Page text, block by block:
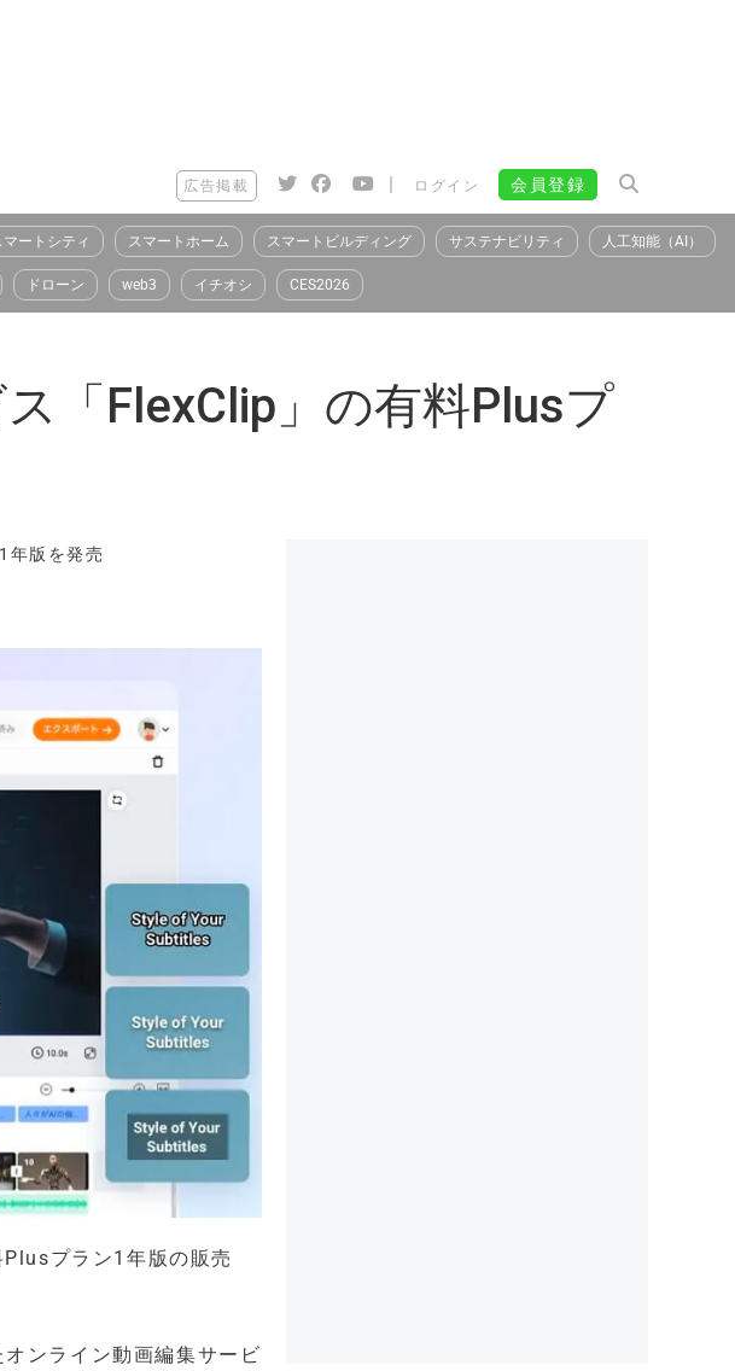
広告掲載 | ログイン 会員登録
マートシティ スマートホーム スマートビルディング サステナビリティ 人工知能（AI）
ドローン web3 イチオシ CES2026
「FlexClip」の有料Plusプ
年版を発売
プラン1年版の販売
ンライン動画編集サービ